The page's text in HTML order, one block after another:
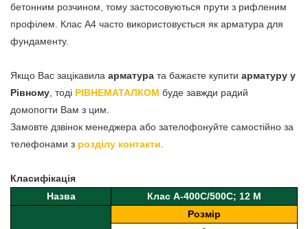
бетонним розчином, тому застосовуються прути з рифленим
профілем. Клас А4 часто використовується як арматура для
фундаменту.
Якщо Вас зацікавила арматура та бажаєте купити арматуру у
Рівному , тоді РІВНЕМАТАЛКОМ буде завжди радий
домопогти Вам з цим.
Замовте дзвінок менеджера або зателофонуйте самостійно за
телефонами з розділу контакти
Класифікація
Назва
Клас А-400С/500С; 12 М
Розмір